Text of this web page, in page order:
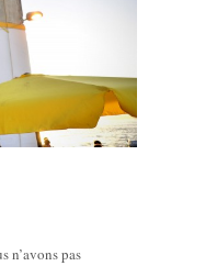
n’avons pas